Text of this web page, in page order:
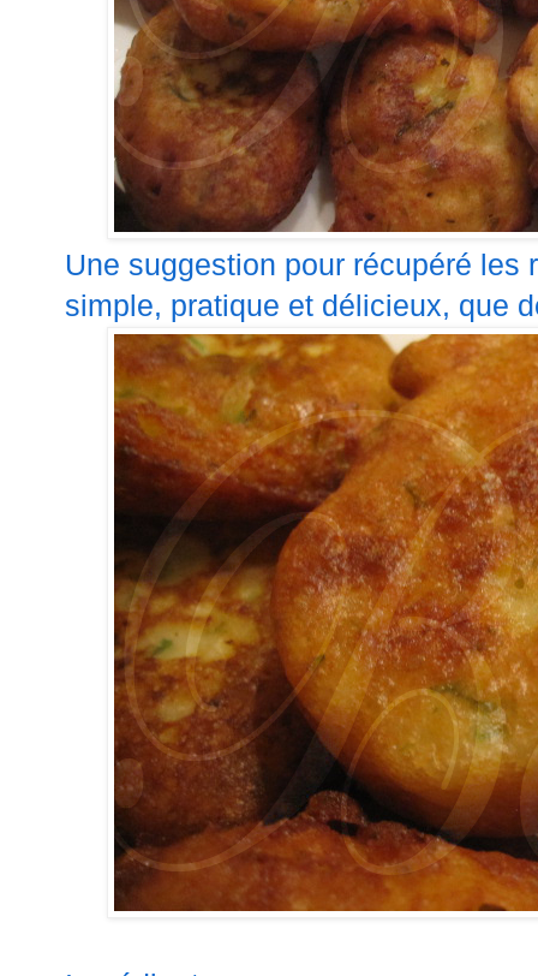
Une suggestion pour récupéré les
simple, pratique et délicieux, que